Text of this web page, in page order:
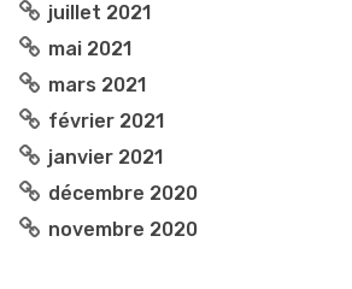
juillet 2021
mai 2021
mars 2021
février 2021
janvier 2021
décembre 2020
novembre 2020